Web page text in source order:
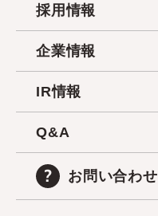
採用情報
企業情報
IR情報
Q&A
お問い合わせ